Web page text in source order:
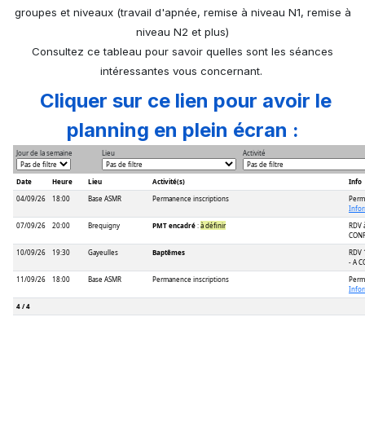
groupes et niveaux (travail d'apnée, remise à niveau N1, remise à
niveau N2 et plus)
Consultez ce tableau pour savoir quelles sont les séances
intéressantes vous concernant.
Cliquer sur ce lien pour avoir le
planning en plein écran :